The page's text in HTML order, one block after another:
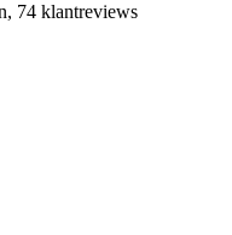
74 klantreviews